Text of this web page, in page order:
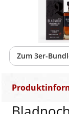
Zum 3er-